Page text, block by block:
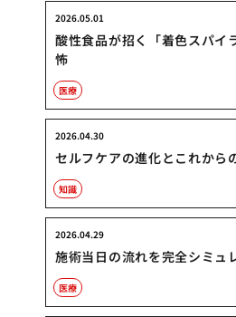
酸性食品が招く「着色スパイ
怖
2026.05.01
医療
セルフケアの進化とこれから
2026.04.30
知識
施術当日の流れを完全シミュ
2026.04.29
医療